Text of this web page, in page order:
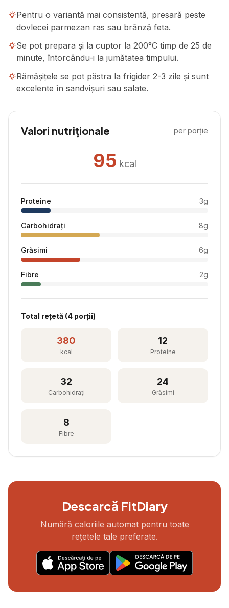
Pentru o variantă mai consistentă, presară peste
dovlecei parmezan ras sau brânză feta.
Se pot prepara și la cuptor la 200°C timp de 25 de
minute, întorcându-i la jumătatea timpului.
Rămășițele se pot păstra la frigider 2-3 zile și sunt
excelente în sandvișuri sau salate.
Valori nutriționale per porție
95 kcal
Proteine 3g
Carbohidrați 8g
Grăsimi 6g
Fibre 2g
Total rețetă (4 porții)
380
kcal
12
Proteine
32
Carbohidrați
24
Grăsimi
8
Fibre
Descarcă FitDiary
Numără caloriile automat pentru toate
rețetele tale preferate.